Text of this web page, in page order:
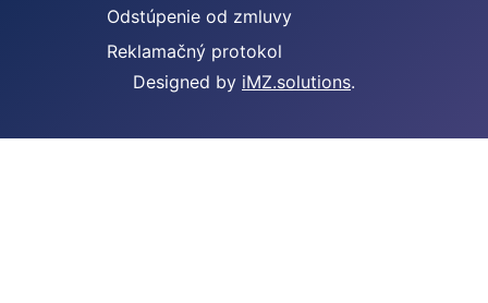
Odstúpenie od zmluvy
Reklamačný protokol
Designed by iMZ.solutions.